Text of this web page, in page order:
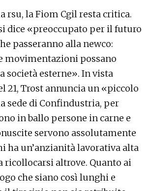
rsu, la Fiom Cgil resta critica.
dice «preoccupato per il futuro
passeranno alla newco:
movimentazioni possano
società esterne». In vista
21, Trost annuncia un «piccolo
sede di Confindustria, per
in ballo persone in carne e
servono assolutamente
ha un’anzianità lavorativa alta
ricollocarsi altrove. Quanto ai
che siano così lunghi e